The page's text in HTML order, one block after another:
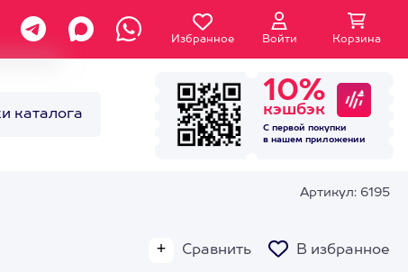
Избранное Войти Корзина
каталога
10%
кэшбэк
С первой покупки
в нашем приложении
Артикул: 6195
Сравнить В избранное